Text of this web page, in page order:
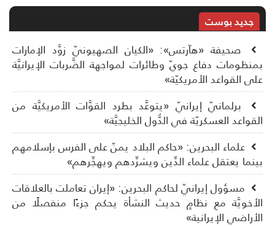
جديد بوست
صحيفة «هآرتس»: «الكيان الصهيونيّ زوَّد الإمارات
دفاع جويّ وطائرات لمواجهة الضَّربات الإيرانيَّة
القواعد الأمريكيّة»
برلمانيّ إيرانيّ «يتوعَّد بطرد القوَّات الأمريكيَّة من
العسكريّة في الدُّول الخليجيَّة»
علماء البحرين: «حاكم البلاد يمنّ على الفرس بإسلامهم
يعتقل علماء الدِّين ويشرِّدهم ويهجِّرهم»
مسؤول إيرانيّ لحاكم البحرين: «إيران تعاملت بالعلاقات
مع نظامٍ حديث النشأة يحكم جزءًا منفصلًا من
الإيرانية»